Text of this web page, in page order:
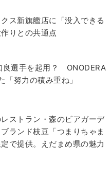
ス新旗艦店に「没入できる
りとの共通点
良選手を起用？ ONODERA
「努力の積み重ね」
ストラン・森のビアガーデ
ランド枝豆「つまりちゃま
で提供。えだまめ県の魅力